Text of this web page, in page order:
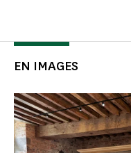
EN IMAGES